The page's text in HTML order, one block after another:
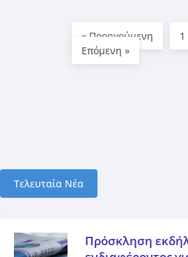
« Προηγούμενη 1
Επόμενη »
Τελευταία Νέα
Πρόσκληση